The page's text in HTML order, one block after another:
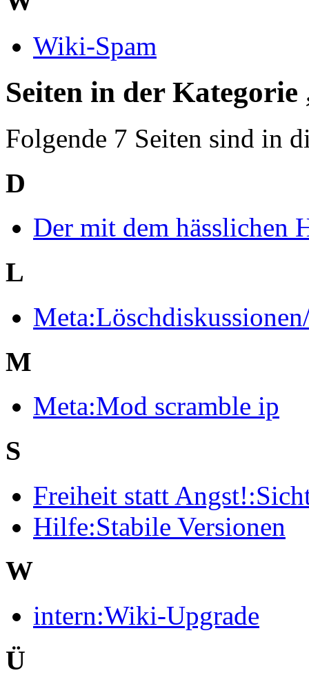
Wiki-Spam
Seiten in der
Folgende 7 Seiten sind in
D
Der mit dem hässlichen
L
M
Meta:Mod scramble ip
S
Freiheit statt
Hilfe:Stabile Versionen
W
intern:Wiki-Upgrade
Ü